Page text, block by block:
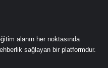
alanın her noktasında
sağlayan bir platformdur.